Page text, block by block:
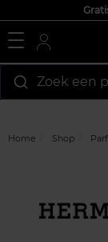
Zoek een
Home Shop